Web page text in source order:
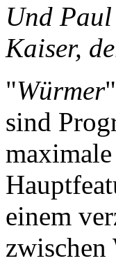
Und
Kaiser,
"Würmer
sind
einem
zwischen